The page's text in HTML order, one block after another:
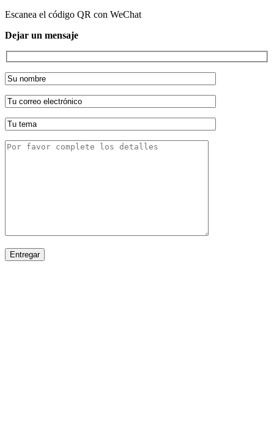
Escanea el código QR con WeChat
Dejar un mensaje
Entregar